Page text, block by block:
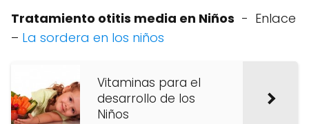
Tratamiento otitis media en Niños - Enlace
– La sordera en los niños
Vitaminas para el
desarrollo de los
Niños